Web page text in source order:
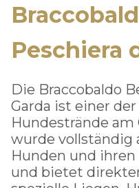
Peschiera
Die Braccobaldo
Garda ist einer
Hundestrände am
wurde vollständig
Hunden und
und bietet